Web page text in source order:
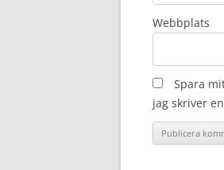
Webbplats
Spara
jag skriver